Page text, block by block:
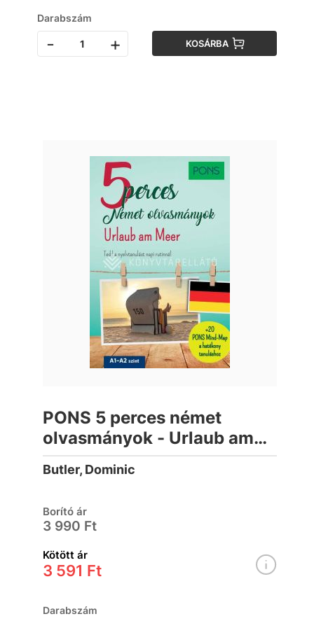
Darabszám
- + KOSÁRBA
PONS 5 perces német
olvasmányok - Urlaub am
Meer
Butler, Dominic
Borító ár
3 990 Ft
Kötött ár
3 591 Ft
Darabszám